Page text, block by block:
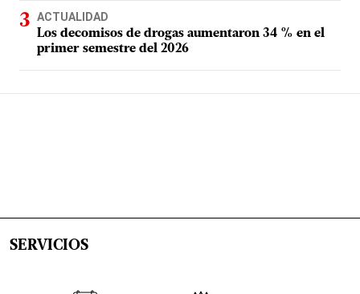
ACTUALIDAD
Los decomisos de drogas aumentaron 34 % en el
primer semestre del 2026
SERVICIOS